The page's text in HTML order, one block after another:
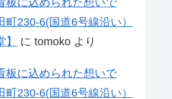
板に込められた想いで
町230-6(国道6号線沿い）
に tomoko より
板に込められた想いで
町230-6(国道6号線沿い）